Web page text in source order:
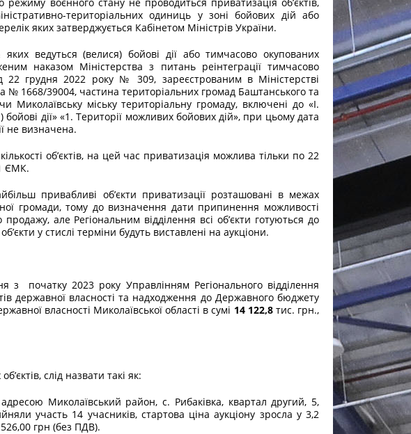
територіальних одиниць у зоні бойових дій або
яких затверджується Кабінетом Міністрів України.
ведуться (велися) бойові дії або тимчасово окупованих
наказом Міністерства з питань реінтеграції тимчасово
22 грудня 2022 року № 309, зареєстрованим в Міністерстві
№ 1668/39004, частина територіальних громад Баштанського та
Миколаївську міську територіальну громаду, включені до «I.
бойові дії» «1. Території можливих бойових дій», при цьому дата
не визначена.
об’єктів, на цей час приватизація можлива тільки по 22
ЄМК.
об’єкти приватизації розташовані в межах
громади, тому до визначення дати припинення можливості
але Регіональним відділення всі об’єкти готуються до
у стислі терміни будуть виставлені на аукціони.
початку 2023 року Управлінням Регіонального відділення
державної власності та надходження до Державного бюджету
власності Миколаївської області в сумі 14 122,8тис. грн.,
слід назвати такі як:
Миколаївський район, с. Рибаківка, квартал другий, 5,
участь 14 учасників, стартова ціна аукціону зросла у 3,2
грн (без ПДВ).